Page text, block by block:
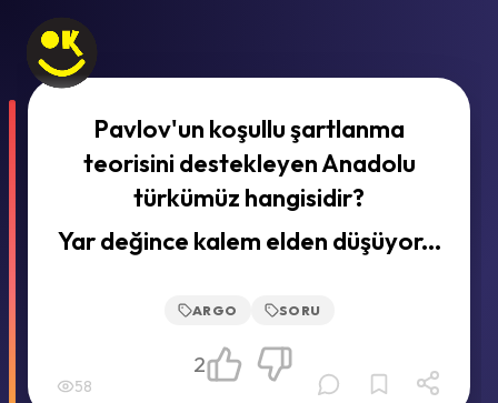
Pavlov'un koşullu şartlanma
teorisini destekleyen Anadolu
türkümüz hangisidir?
Yar değince kalem elden düşüyor...
ARGO SORU
58
2